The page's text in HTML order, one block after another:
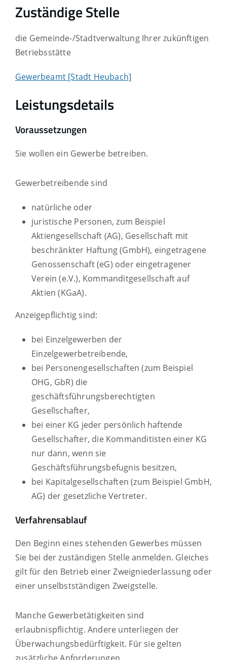
Zuständige Stelle
die Gemeinde-/Stadtverwaltung Ihrer zukünftigen
Betriebsstätte
Gewerbeamt [Stadt Heubach]
Leistungsdetails
Voraussetzungen
Sie wollen ein Gewerbe betreiben.
Gewerbetreibende sind
natürliche oder
juristische Personen, zum Beispiel
Aktiengesellschaft (AG), Gesellschaft mit
beschränkter Haftung (GmbH), eingetragene
Genossenschaft (eG) oder eingetragener
Verein (e.V.), Kommanditgesellschaft auf
Aktien (KGaA).
Anzeigepflichtig sind:
bei Einzelgewerben der
Einzelgewerbetreibende,
bei Personengesellschaften (zum Beispiel
OHG, GbR) die
geschäftsführungsberechtigten
Gesellschafter,
bei einer KG jeder persönlich haftende
Gesellschafter, die Kommanditisten einer KG
nur dann, wenn sie
Geschäftsführungsbefugnis besitzen,
bei Kapitalgesellschaften (zum Beispiel GmbH,
AG) der gesetzliche Vertreter.
Verfahrensablauf
Den Beginn eines stehenden Gewerbes müssen
Sie bei der zuständigen Stelle anmelden. Gleiches
gilt für den Betrieb einer Zweigniederlassung oder
einer unselbstständigen Zweigstelle.
Manche Gewerbetätigkeiten sind
erlaubnispflichtig. Andere unterliegen der
Überwachungsbedürftigkeit. Für sie gelten